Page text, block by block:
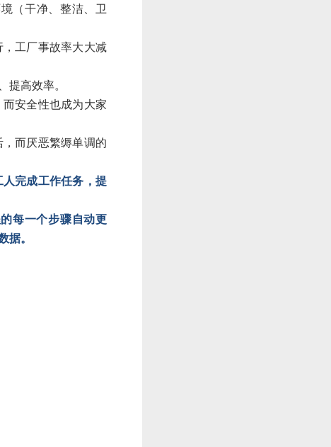
（干净、整洁、卫
工厂事故率大大减
提高效率。
安全性也成为大家
而厌恶繁缛单调的
完成工作任务，提
每一个步骤自动更
据。